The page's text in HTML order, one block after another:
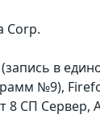
Corp.
в
№9),
8 СП Сервер,